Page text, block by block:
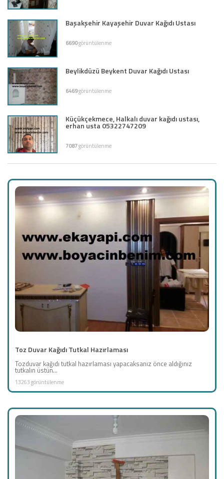
Başakşehir Kayaşehir Duvar Kağıdı Ustası
6690görüntülenme
Beylikdüzü Beykent Duvar Kağıdı Ustası
6469görüntülenme
Küçükçekmece, Halkalı duvar kağıdı ustası,
erhan usta 05322747209
7087görüntülenme
Toz Duvar Kağıdı Tutkal Hazırlaması
Tozduvar kağıdı tutkal hazırlaması yapacaksanız önce aldığınız
tutkalın üstün...
13263 görüntülenme